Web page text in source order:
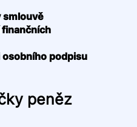
smlouvě
podpisu
peněz